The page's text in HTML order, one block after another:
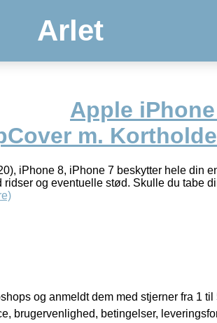
Arlet
Apple iPhone
m.
iPhone 8, iPhone 7 beskytter hele din
og eventuelle stød. Skulle du tabe
og anmeldt dem med stjerner fra 1 til
brugervenlighed, betingelser,